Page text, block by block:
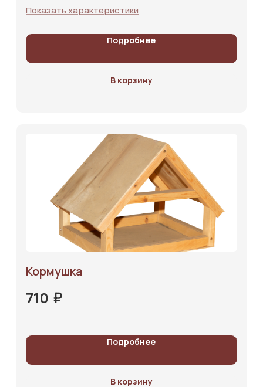
Показать характеристики
Подробнее
В корзину
Кормушка
710 ₽
Подробнее
В корзину